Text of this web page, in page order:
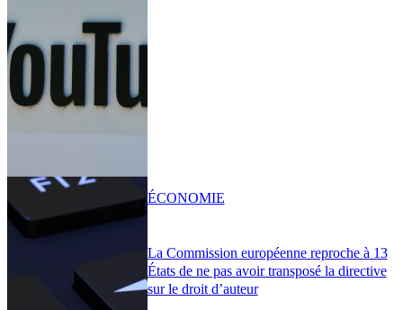
La Commission européenne reproche à 13
États de ne pas avoir transposé la directive
sur le droit d’auteur
ÉCONOMIE